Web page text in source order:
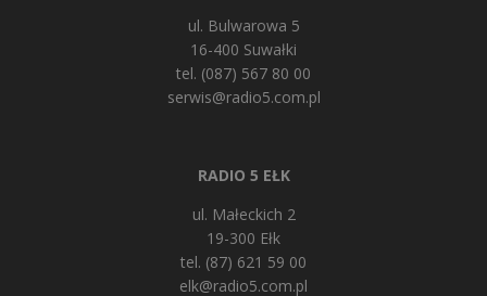
ul. Bulwarowa 5
16-400 Suwałki
tel. (087) 567 80 00
serwis@radio5.com.pl
RADIO 5 EŁK
ul. Małeckich 2
19-300 Ełk
tel. (87) 621 59 00
elk@radio5.com.pl